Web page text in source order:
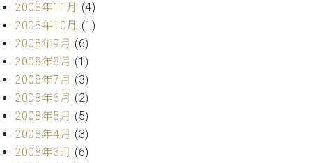
2008年11月 (4)
2008年10月 (1)
2008年9月 (6)
2008年8月 (1)
2008年7月 (3)
2008年6月 (2)
2008年5月 (5)
2008年4月 (3)
2008年3月 (6)